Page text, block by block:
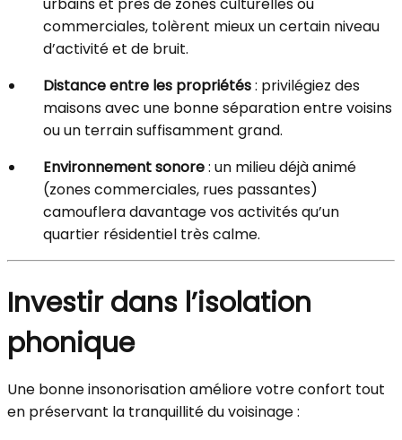
urbains et près de zones culturelles ou
commerciales, tolèrent mieux un certain niveau
d’activité et de bruit.
Distance entre les propriétés: privilégiez des
maisons avec une bonne séparation entre voisins
ou un terrain suffisamment grand.
Environnement sonore: un milieu déjà animé
(zones commerciales, rues passantes)
camouflera davantage vos activités qu’un
quartier résidentiel très calme.
Investir dans l’isolation
phonique
Une bonne insonorisation améliore votre confort tout
en préservant la tranquillité du voisinage :